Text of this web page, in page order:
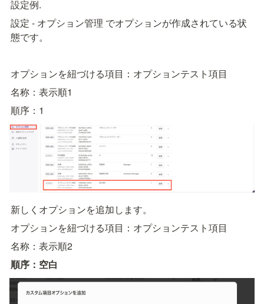
設定例.
設定 - オプション管理 でオプションが作成されている状
態です。
オプションを紐づける項目：オプションテスト項目
名称：表示順1
順序：1
新しくオプションを追加します。
オプションを紐づける項目：オプションテスト項目
名称：表示順2
順序：空白